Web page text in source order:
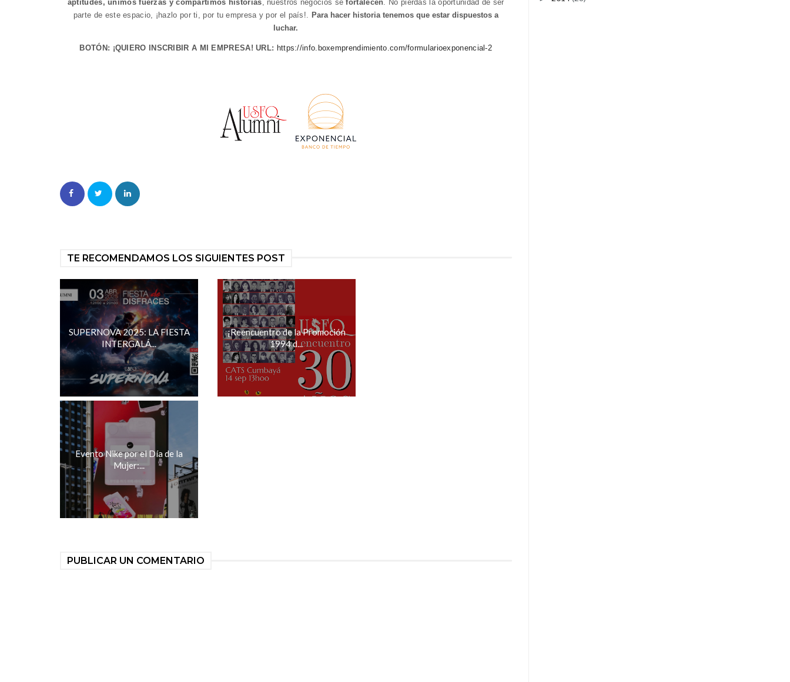
aptitudes, unimos fuerzas y compartimos historias, nuestros negocios sefortalecen. No pierdas la oportunidad de ser
parte de este espacio, ¡hazlo por ti, por tu empresa y por el país!. Para hacer historia tenemos que estar dispuestos a
luchar.
BOTÓN: ¡QUIERO INSCRIBIR A MI EMPRESA!URL: https://info.boxemprendimiento.com/formularioexponencial-2
TE RECOMENDAMOS LOS SIGUIENTES POST
SUPERNOVA 2025: LA FIESTA
INTERGALÁ...
¡Reencuentro de la Promoción
1994 d...
Evento Nike por el Día de la
Mujer:...
PUBLICAR UN COMENTARIO